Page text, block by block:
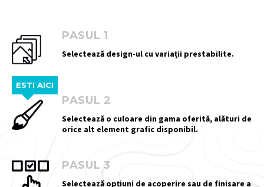
PASUL 1
Selectează design-ul cu variații prestabilite.
ESTI AICI
PASUL 2
Selectează o culoare din gama oferită, alături de
orice alt element grafic disponibil.
PASUL 3
Selectează opțiuni de acoperire sau de finisare a